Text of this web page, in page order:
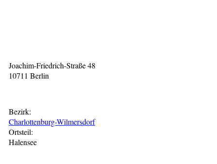
Joachim-Friedrich-Straße 48
10711 Berlin
Bezirk:
Charlottenburg-Wilmersdorf
Ortsteil:
Halensee